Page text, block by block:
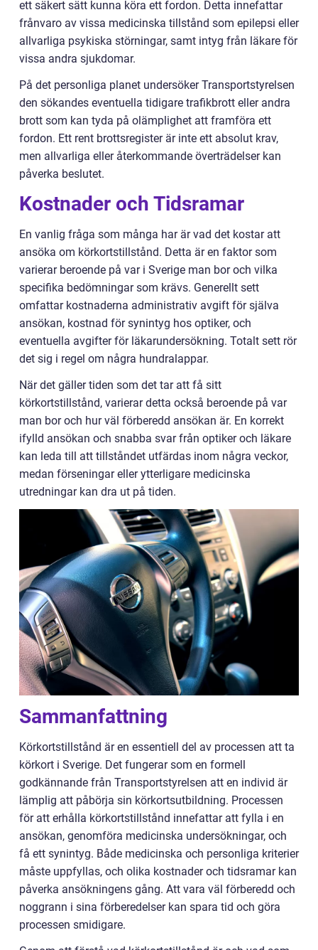
ett säkert sätt kunna köra ett fordon. Detta innefattar
frånvaro av vissa medicinska tillstånd som epilepsi eller
allvarliga psykiska störningar, samt intyg från läkare för
vissa andra sjukdomar.
På det personliga planet undersöker Transportstyrelsen
den sökandes eventuella tidigare trafikbrott eller andra
brott som kan tyda på olämplighet att framföra ett
fordon. Ett rent brottsregister är inte ett absolut krav,
men allvarliga eller återkommande överträdelser kan
påverka beslutet.
Kostnader och Tidsramar
En vanlig fråga som många har är vad det kostar att
ansöka om körkortstillstånd. Detta är en faktor som
varierar beroende på var i Sverige man bor och vilka
specifika bedömningar som krävs. Generellt sett
omfattar kostnaderna administrativ avgift för själva
ansökan, kostnad för synintyg hos optiker, och
eventuella avgifter för läkarundersökning. Totalt sett rör
det sig i regel om några hundralappar.
När det gäller tiden som det tar att få sitt
körkortstillstånd, varierar detta också beroende på var
man bor och hur väl förberedd ansökan är. En korrekt
ifylld ansökan och snabba svar från optiker och läkare
kan leda till att tillståndet utfärdas inom några veckor,
medan förseningar eller ytterligare medicinska
utredningar kan dra ut på tiden.
Sammanfattning
Körkortstillstånd är en essentiell del av processen att ta
körkort i Sverige. Det fungerar som en formell
godkännande från Transportstyrelsen att en individ är
lämplig att påbörja sin körkortsutbildning. Processen
för att erhålla körkortstillstånd innefattar att fylla i en
ansökan, genomföra medicinska undersökningar, och
få ett synintyg. Både medicinska och personliga kriterier
måste uppfyllas, och olika kostnader och tidsramar kan
påverka ansökningens gång. Att vara väl förberedd och
noggrann i sina förberedelser kan spara tid och göra
processen smidigare.